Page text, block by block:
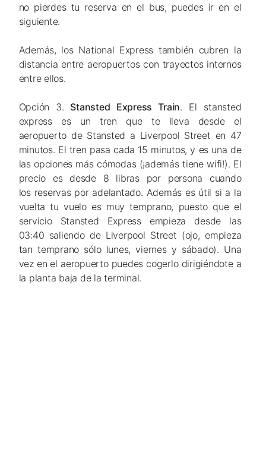
no pierdes tu reserva en el bus, puedes ir en el
siguiente.
Además, los National Express también cubren la
distancia entre aeropuertos con trayectos internos
entre ellos.
Opción 3. Stansted Express Train. El stansted
express es un tren que te lleva desde el
aeropuerto de Stansted a Liverpool Street en 47
minutos. El tren pasa cada 15 minutos, y es una de
las opciones más cómodas (¡además tiene wifi!). El
precio es desde 8 libras por persona cuando
los reservas por adelantado. Además es útil si a la
vuelta tu vuelo es muy temprano, puesto que el
servicio Stansted Express empieza desde las
03:40 saliendo de Liverpool Street (ojo, empieza
tan temprano sólo lunes, viernes y sábado). Una
vez en el aeropuerto puedes cogerlo dirigiéndote a
la planta baja de la terminal.